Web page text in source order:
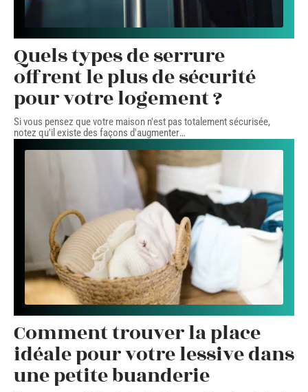
Quels types de serrure
offrent le plus de sécurité
pour votre logement ?
Si vous pensez que votre maison n'est pas totalement sécurisée,
notez qu'il existe des façons d'augmenter…
Comment trouver la place
idéale pour votre lessive dans
une petite buanderie